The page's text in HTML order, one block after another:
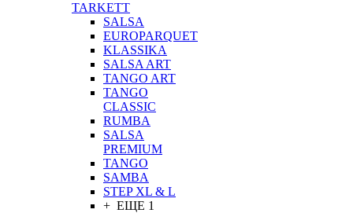
TARKETT
SALSA
EUROPARQUET
KLASSIKA
SALSA ART
TANGO ART
TANGO
CLASSIC
RUMBA
SALSA
PREMIUM
TANGO
SAMBA
STEP XL & L
+ ЕЩЕ 1